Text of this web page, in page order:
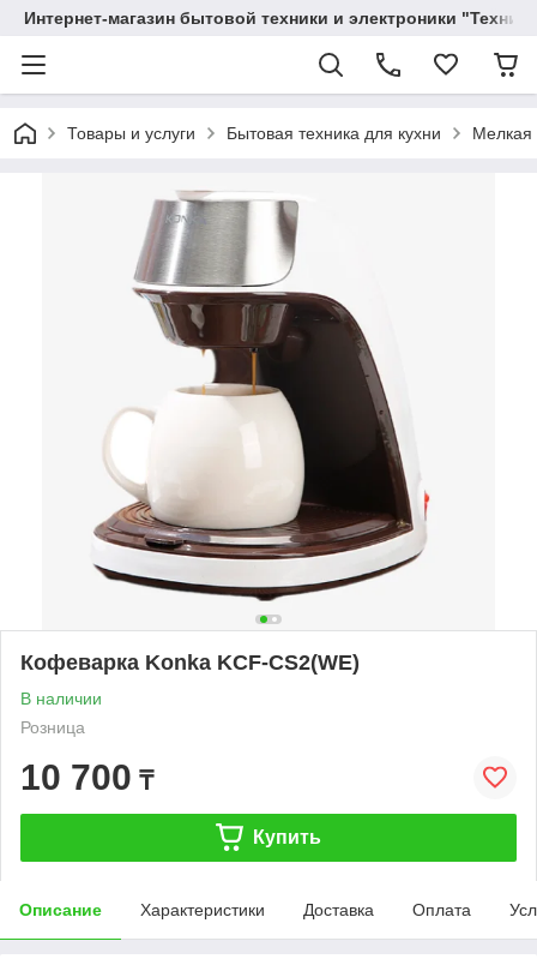
Интернет-магазин бытовой техники и электроники
Товары и услуги Бытовая техника для кухни Мелкая
Кофеварка Konka KCF-CS2(WE)
В наличии
Розница
10 700 ₸
Купить
Описание Характеристики Доставка Оплата